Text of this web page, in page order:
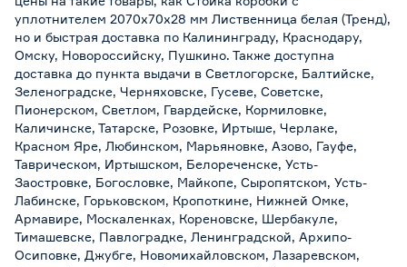
уплотнителем 2070х70х28 мм Лиственница белая (Тренд),
но и быстрая доставка по Калининграду, Краснодару,
Омску, Новороссийску, Пушкино. Также доступна
доставка до пункта выдачи в Светлогорске, Балтийске,
Зеленоградске, Черняховске, Гусеве, Советске,
Пионерском, Светлом, Гвардейске, Кормиловке,
Каличинске, Татарске, Розовке, Иртыше, Черлаке,
Красном Яре, Любинском, Марьяновке, Азово, Гауфе,
Таврическом, Иртышском, Белореченске, Усть-
Заостровке, Богословке, Майкопе, Сыропятском, Усть-
Лабинске, Горьковском, Кропоткине, Нижней Омке,
Армавире, Москаленках, Кореновске, Шербакуле,
Тимашевске, Павлоградке, Ленинградской, Архипо-
Осиповке, Джубге, Новомихайловском, Лазаревском,